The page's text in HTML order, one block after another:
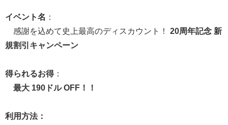
イベント名 ：
感謝を込めて史上最高のディスカウント！
20周年記念 新
規割引キャンペーン
得られるお得：
最大 190ドル OFF！！
利用方法：